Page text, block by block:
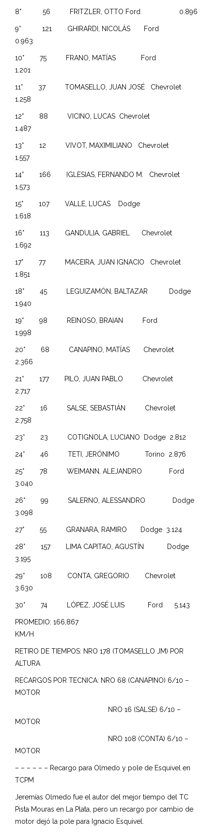
8° 56 FRITZLER, OTTO Ford 0.896
9° 121 GHIRARDI, NICOLÁS Ford
0.963
10° 75 FRANO, MATÍAS Ford
1.201
11° 37 TOMASELLO, JUAN JOSÉ Chevrolet
1.258
12° 88 VICINO, LUCAS Chevrolet
1.487
13° 12 VIVOT, MAXIMILIANO Chevrolet
1.557
14° 166 IGLESIAS, FERNANDO M. Chevrolet
1.573
15° 107 VALLE, LUCAS Dodge
1.618
16° 113 GANDULIA, GABRIEL Chevrolet
1.692
17° 77 MACEIRA, JUAN IGNACIO Chevrolet
1.851
18° 45 LEGUIZAMÓN, BALTAZAR Dodge
1.940
19° 98 REINOSO, BRAIAN Ford
1.998
20° 68 CANAPINO, MATÍAS Chevrolet
2.366
21° 177 PILO, JUAN PABLO Chevrolet
2.717
22° 16 SALSE, SEBASTIÁN Chevrolet
2.758
23° 23 COTIGNOLA, LUCIANO Dodge 2.812
24° 46 TETI, JERÓNIMO Torino 2.876
25° 78 WEIMANN, ALEJANDRO Ford
3.040
26° 99 SALERNO, ALESSANDRO Dodge
3.098
27° 55 GRANARA, RAMIRO Dodge 3.124
28° 157 LIMA CAPITAO, AGUSTÍN Dodge
3.195
29° 108 CONTA, GREGORIO Chevrolet
3.630
30° 74 LÓPEZ, JOSÉ LUIS Ford 5.143
PROMEDIO: 166,867
KM/H
RETIRO DE TIEMPOS: NRO 178 (TOMASELLO JM) POR
ALTURA
RECARGOS POR TECNICA: NRO 68 (CANAPINO) 6/10 –
MOTOR
NRO 16 (SALSE) 6/10 –
MOTOR
NRO 108 (CONTA) 6/10 –
MOTOR
– – – – – – Recargo para Olmedo y pole de Esquivel en
TCPM
Jeremías Olmedo fue el autor del mejor tiempo del TC
Pista Mouras en La Plata, pero un recargo por cambio de
motor dejó la pole para Ignacio Esquivel.